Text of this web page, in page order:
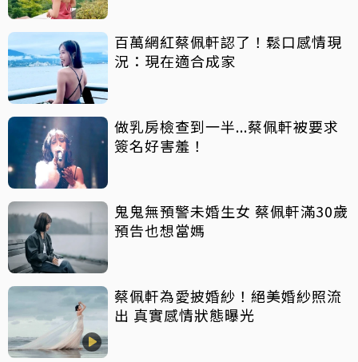
百萬網紅蔡佩軒認了！鬆口感情現
況：現在適合成家
做乳房檢查到一半...蔡佩軒被要求
簽名好害羞！
鬼鬼無預警未婚生女 蔡佩軒滿30歲
預告也想當媽
蔡佩軒為愛披婚紗！絕美婚紗照流
出 真實感情狀態曝光